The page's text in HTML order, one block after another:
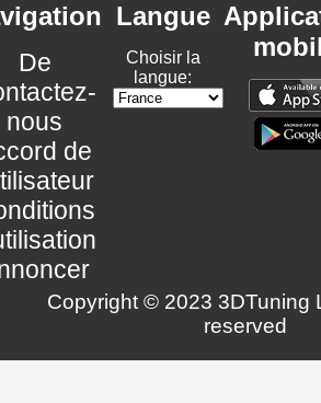
De
nous
de
Langue
Choisir la
langue:
Copyright © 2023 3DTuning
reserved